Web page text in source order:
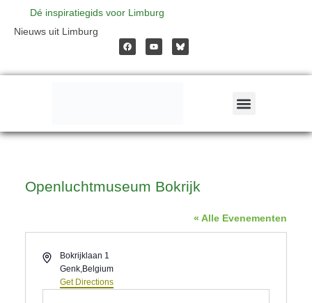
Dé inspiratiegids voor Limburg
Nieuws uit Limburg
a
c
e
o
o
u
t
b
Openluchtmuseum Bokrijk
« Alle Evenementen
AddressBokrijklaan 1
Genk,Belgium
Get Directions